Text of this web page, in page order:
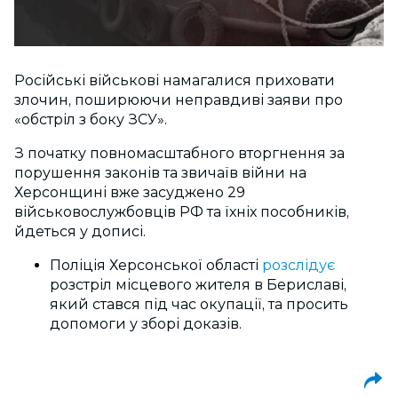
Російські військові намагалися приховати
злочин, поширюючи неправдиві заяви про
«обстріл з боку ЗСУ».
З початку повномасштабного вторгнення за
порушення законів та звичаїв війни на
Херсонщині вже засуджено 29
військовослужбовців РФ та їхніх пособників,
йдеться у дописі.
Поліція Херсонської області розслідує
розстріл місцевого жителя в Бериславі,
який стався під час окупації, та просить
допомоги у зборі доказів.